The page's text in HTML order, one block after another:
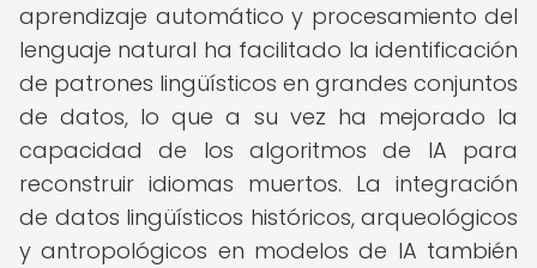
aprendizaje automático y procesamiento del
lenguaje natural ha facilitado la identificación
de patrones lingüísticos en grandes conjuntos
de datos, lo que a su vez ha mejorado la
capacidad de los algoritmos de IA para
reconstruir idiomas muertos. La integración
de datos lingüísticos históricos, arqueológicos
y antropológicos en modelos de IA también